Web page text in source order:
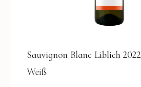
Sauvignon Blanc Liblich 2022
Weiß